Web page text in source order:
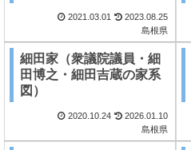
2021.03.01
2023.08.25
島根県
細田家（衆議院議員・細
田博之・細田吉蔵の家系
図）
2020.10.24
2026.01.10
島根県